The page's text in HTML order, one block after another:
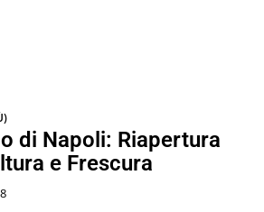
di Napoli: Riapertura
e Frescura